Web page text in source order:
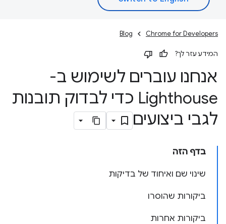
Chrome for Developers
Blog
המידע עזר לך?
אנחנו עוברים לשימוש ב-
Lighthouse כדי לבדוק תובנות
לגבי ביצועים
בדף הזה
שינוי שם ואיחוד של בדיקות
ביקורות שהוסרו
ביקורות אחרות